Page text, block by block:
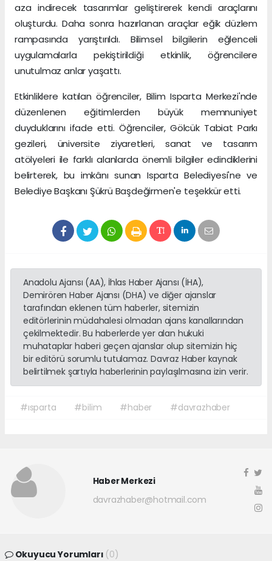
aza indirecek tasarımlar geliştirerek kendi araçlarını
oluşturdu. Daha sonra hazırlanan araçlar eğik düzlem
rampasında yarıştırıldı. Bilimsel bilgilerin eğlenceli
uygulamalarla pekiştirildiği etkinlik, öğrencilere
unutulmaz anlar yaşattı.
Etkinliklere katılan öğrenciler, Bilim Isparta Merkezi'nde
düzenlenen eğitimlerden büyük memnuniyet
duyduklarını ifade etti. Öğrenciler, Gölcük Tabiat Parkı
gezileri, üniversite ziyaretleri, sanat ve tasarım
atölyeleri ile farklı alanlarda önemli bilgiler edindiklerini
belirterek, bu imkânı sunan Isparta Belediyesi'ne ve
Belediye Başkanı Şükrü Başdeğirmen'e teşekkür etti.
Anadolu Ajansı (AA), İhlas Haber Ajansı (İHA),
Demirören Haber Ajansı (DHA) ve diğer ajanslar
tarafından eklenen tüm haberler, sitemizin
editörlerinin müdahalesi olmadan ajans kanallarından
çekilmektedir. Bu haberlerde yer alan hukuki
muhataplar haberi geçen ajanslar olup sitemizin hiç
bir editörü sorumlu tutulamaz. Davraz Haber kaynak
belirtilmek şartıyla haberlerinin paylaşılmasına izin verir.
#ısparta #bilim #haber #davrazhaber
Haber Merkezi
davrazhaber@hotmail.com
Okuyucu Yorumları (0)